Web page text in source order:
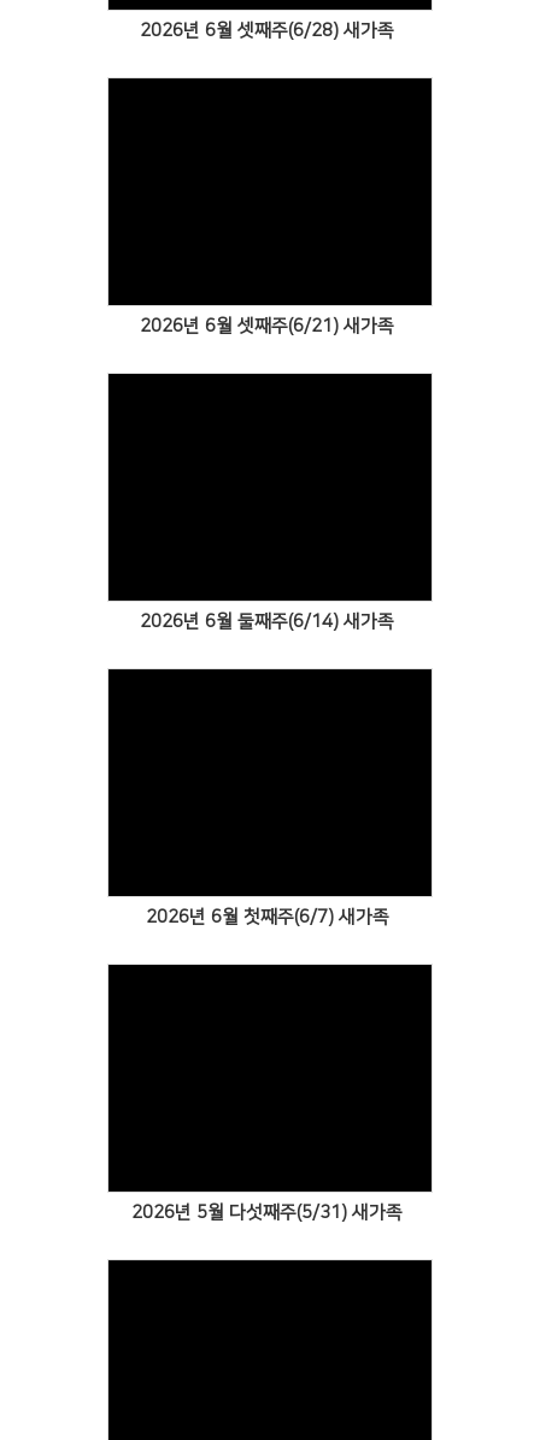
2026년 6월 셋째주(6/28) 새가족
2026년 6월 셋째주(6/21) 새가족
2026년 6월 둘째주(6/14) 새가족
2026년 6월 첫째주(6/7) 새가족
2026년 5월 다섯째주(5/31) 새가족